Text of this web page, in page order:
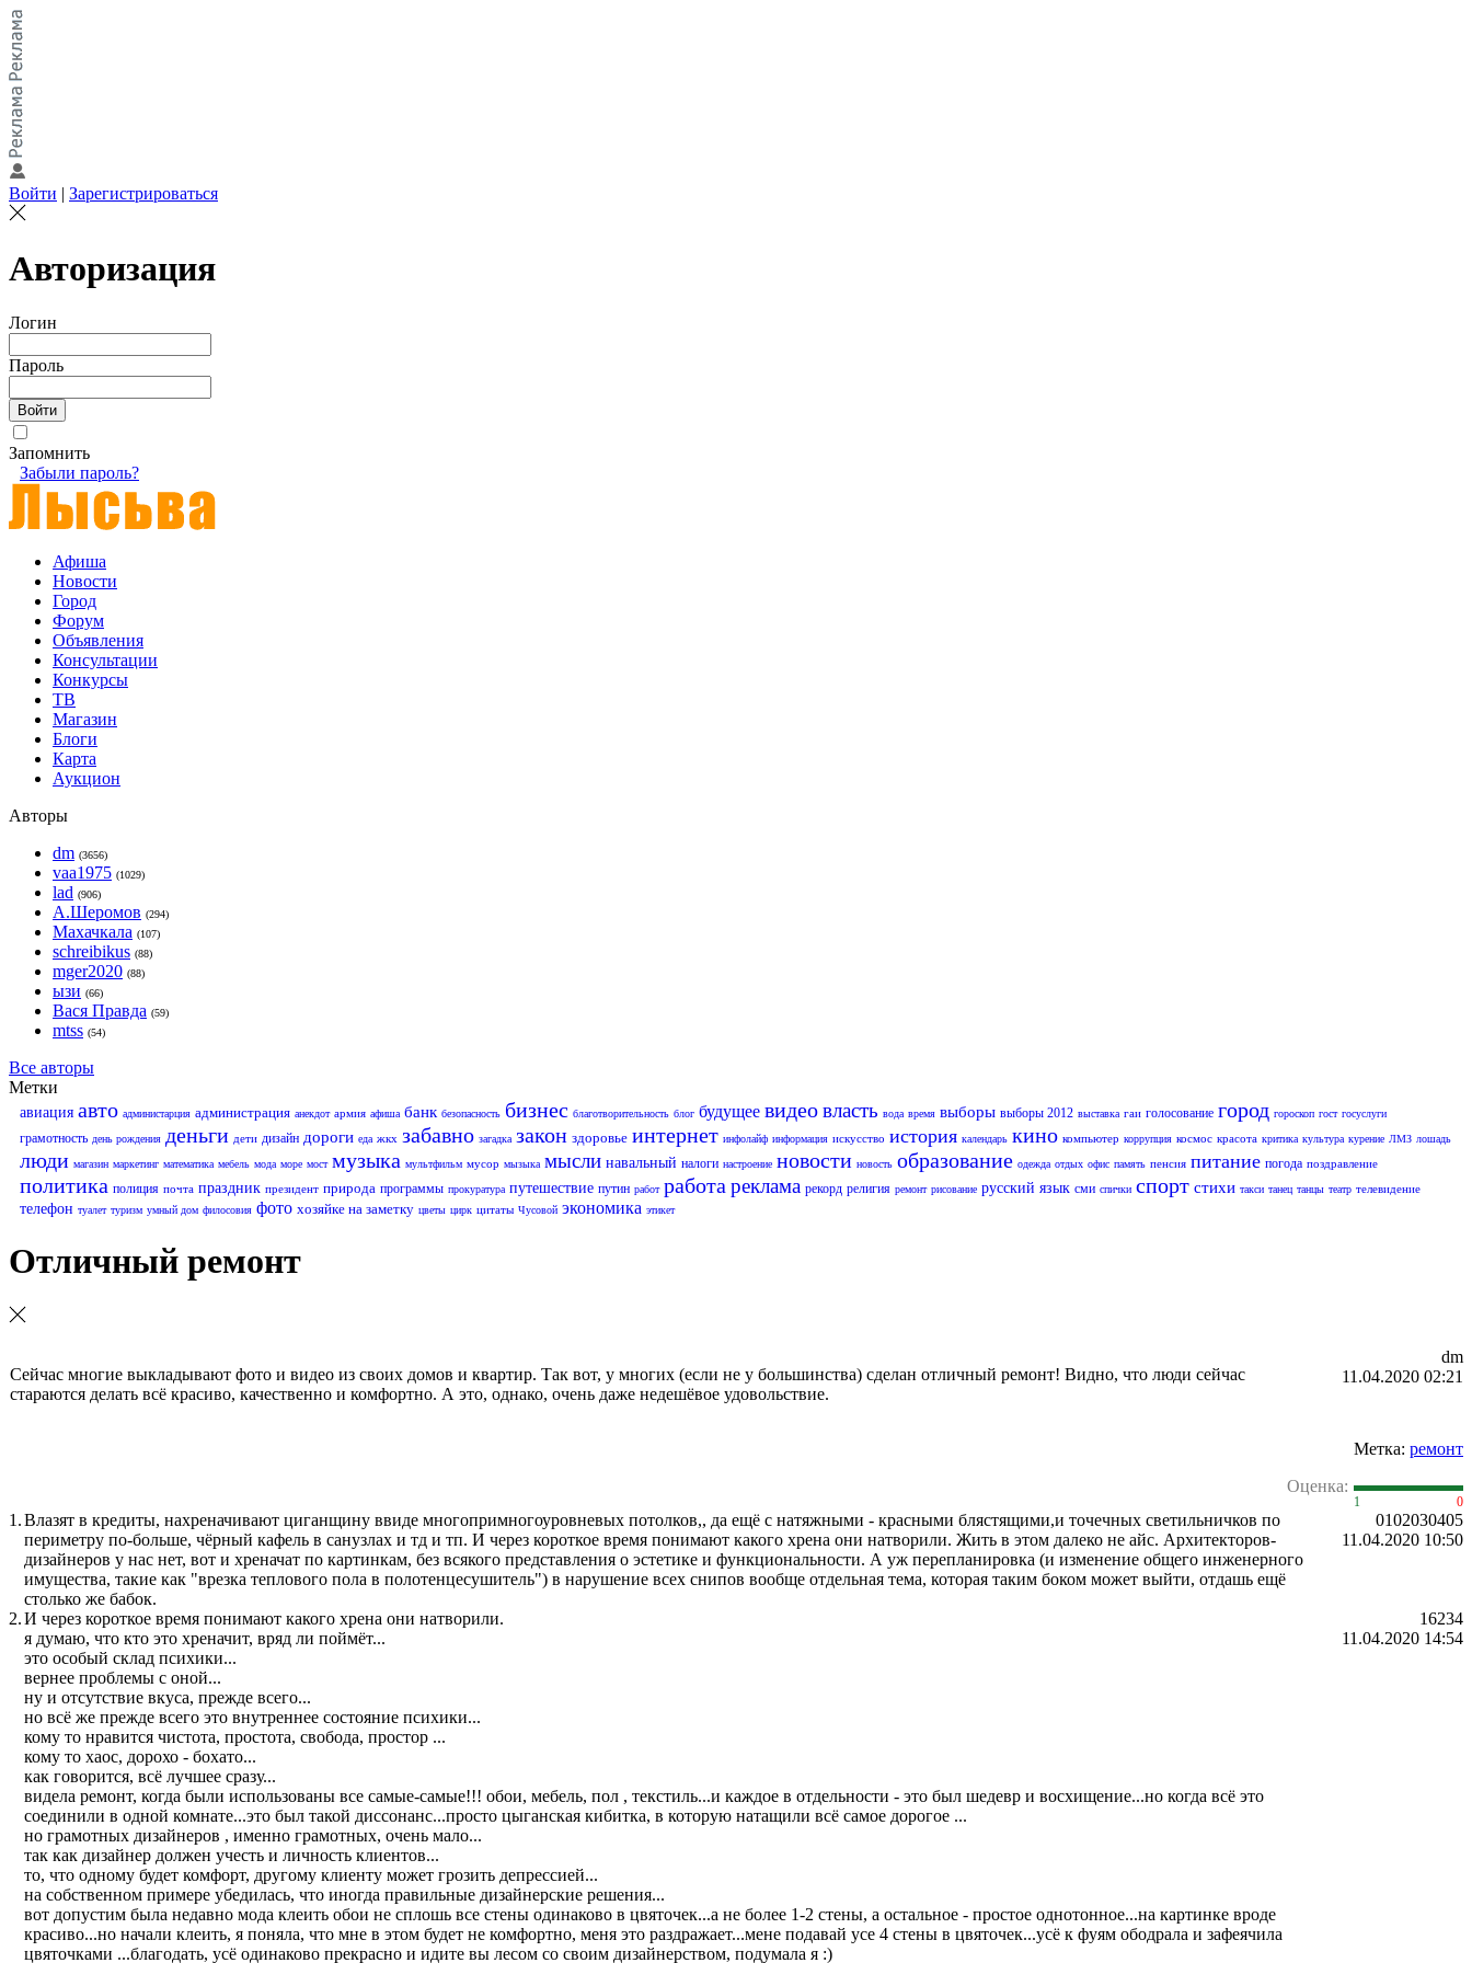
Войти | Зарегистрироваться
Авторизация
Логин
Пароль
Запомнить
Забыли пароль?
Афиша
Новости
Город
Форум
Объявления
Консультации
Конкурсы
ТВ
Магазин
Блоги
Карта
Аукцион
Авторы
dm (3656)
vaa1975 (1029)
lad (906)
А.Шеромов (294)
Махачкала (107)
schreibikus (88)
mger2020 (88)
ызи (66)
Вася Правда (59)
mtss (54)
Все авторы
Метки
авиация авто администарция администрация анекдот армия афиша банк безопасность бизнес благотворительность блог будущее видеовласть вода время выборы выборы 2012 выставка гаи голосование город гороскоп гост госуслуги
грамотность день рождения деньги дети дизайн дороги еда жкх забавно загадка закон здоровье интернет инфолайф информация искусство история календарь кино компьютер коррупция космос красота критика культура курение ЛМЗ лошадь
люди магазин маркетинг математика мебель мода море мост музыка мультфильм мусор мызыка мысли навальный налоги настроение новости новость образование одежда отдых офис память пенсия питание погода поздравление
политика полиция почта праздник президент природа программы прокуратура путешествие путин работ работа реклама рекорд религия ремонт рисование русский язык сми спички спорт стихи такси танец танцы театр телевидение
телефон туалет туризм умный дом филосовия фото хозяйке на заметку цветы цирк цитаты Чусовой экономика этикет
Отличный ремонт
Сейчас многие выкладывают фото и видео из своих домов и квартир. Так вот, у многих (если не у большинства) сделан отличный ремонт! Видно, что люди сейчас
стараются делать всё красиво, качественно и комфортно. А это, однако, очень даже недешёвое удовольствие.
dm
11.04.2020 02:21
Метка: ремонт
Оценка:
1 0
1.Влазят в кредиты, нахреначивают циганщину ввиде многопримногоуровневых потолков,, да ещё с натяжными - красными блястящими,и точечных светильничков по
периметру по-больше, чёрный кафель в санузлах и тд и тп. И через короткое время понимают какого хрена они натворили. Жить в этом далеко не айс. Архитекторов-
дизайнеров у нас нет, вот и хреначат по картинкам, без всякого представления о эстетике и функциональности. А уж перепланировка (и изменение общего инженерного
имущества, такие как "врезка теплового пола в полотенцесушитель") в нарушение всех снипов вообще отдельная тема, которая таким боком может выйти, отдашь ещё
столько же бабок.
0102030405
11.04.2020 10:50
2.И через короткое время понимают какого хрена они натворили.
я думаю, что кто это хреначит, вряд ли поймёт...
это особый склад психики...
вернее проблемы с оной...
ну и отсутствие вкуса, прежде всего...
но всё же прежде всего это внутреннее состояние психики...
кому то нравится чистота, простота, свобода, простор ...
кому то хаос, дорохо - бохато...
как говорится, всё лучшее сразу...
видела ремонт, когда были использованы все самые-самые!!! обои, мебель, пол , текстиль...и каждое в отдельности - это был шедевр и восхищение...но когда всё это
соединили в одной комнате...это был такой диссонанс...просто цыганская кибитка, в которую натащили всё самое дорогое ...
но грамотных дизайнеров , именно грамотных, очень мало...
так как дизайнер должен учесть и личность клиентов...
то, что одному будет комфорт, другому клиенту может грозить депрессией...
на собственном примере убедилась, что иногда правильные дизайнерские решения...
вот допустим была недавно мода клеить обои не сплошь все стены одинаково в цвяточек...а не более 1-2 стены, а остальное - простое однотонное...на картинке вроде
красиво...но начали клеить, я поняла, что мне в этом будет не комфортно, меня это раздражает...мене подавай усе 4 стены в цвяточек...усё к фуям ободрала и зафеячила
цвяточками ...благодать, усё одинаково прекрасно и идите вы лесом со своим дизайнерством, подумала я :)
16234
11.04.2020 14:54